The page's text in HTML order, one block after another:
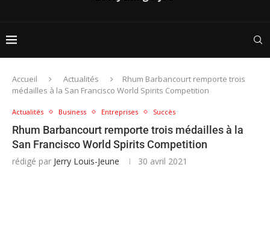
Accueil Actualités
Rhum Barbancourt remporte trois
médailles à la San Francisco World Spirits Competition
Actualités Business Entreprises Succès
Rhum Barbancourt remporte trois médailles à la
San Francisco World Spirits Competition
rédigé par Jerry Louis-Jeune 30 avril 2021